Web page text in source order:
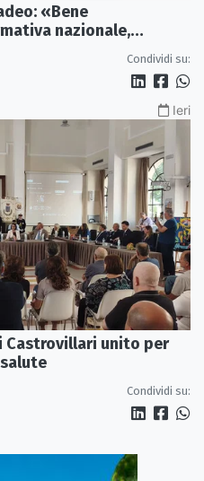
«Bene
nazionale,
Condividi su:
Ieri
Castrovillari unito per
Condividi su: